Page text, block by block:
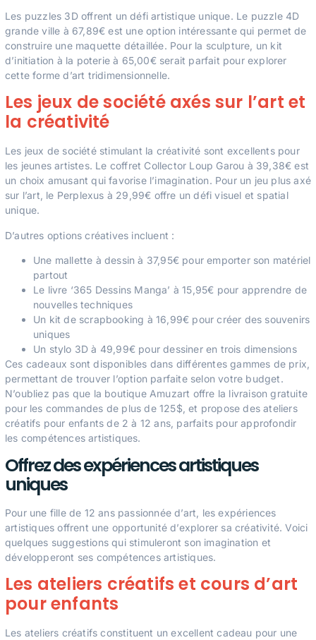
Les puzzles 3D offrent un défi artistique unique. Le puzzle 4D
grande ville à 67,89€ est une option intéressante qui permet de
construire une maquette détaillée. Pour la sculpture, un kit
d’initiation à la poterie à 65,00€ serait parfait pour explorer
cette forme d’art tridimensionnelle.
Les jeux de société axés sur l’art et
la créativité
Les jeux de société stimulant la créativité sont excellents pour
les jeunes artistes. Le coffret Collector Loup Garou à 39,38€ est
un choix amusant qui favorise l’imagination. Pour un jeu plus axé
sur l’art, le Perplexus à 29,99€ offre un défi visuel et spatial
unique.
D’autres options créatives incluent :
Une mallette à dessin à 37,95€ pour emporter son matériel
partout
Le livre ‘365 Dessins Manga’ à 15,95€ pour apprendre de
nouvelles techniques
Un kit de scrapbooking à 16,99€ pour créer des souvenirs
uniques
Un stylo 3D à 49,99€ pour dessiner en trois dimensions
Ces cadeaux sont disponibles dans différentes gammes de prix,
permettant de trouver l’option parfaite selon votre budget.
N’oubliez pas que la boutique Amuzart offre la livraison gratuite
pour les commandes de plus de 125$, et propose des ateliers
créatifs pour enfants de 2 à 12 ans, parfaits pour approfondir
les compétences artistiques.
Offrez des expériences artistiques
uniques
Pour une fille de 12 ans passionnée d’art, les expériences
artistiques offrent une opportunité d’explorer sa créativité. Voici
quelques suggestions qui stimuleront son imagination et
développeront ses compétences artistiques.
Les ateliers créatifs et cours d’art
pour enfants
Les ateliers créatifs constituent un excellent cadeau pour une